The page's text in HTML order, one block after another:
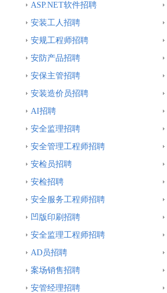
ASP.NET软件招聘
安装工人招聘
安规工程师招聘
安防产品招聘
安保主管招聘
安装造价员招聘
AI招聘
安全监理招聘
安全管理工程师招聘
安检员招聘
安检招聘
安全服务工程师招聘
凹版印刷招聘
安全监理工程师招聘
AD员招聘
案场销售招聘
安管经理招聘